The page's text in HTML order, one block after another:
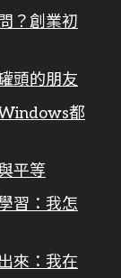
？創業初
頭的朋友
都
平等
習：我怎
來：我在